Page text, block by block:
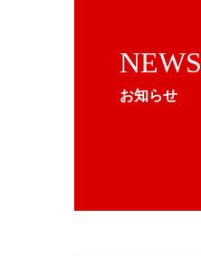
NEWS
お知らせ